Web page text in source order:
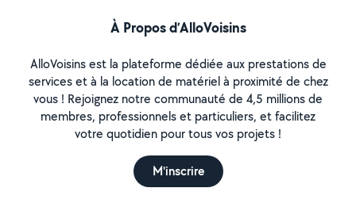
À Propos d’AlloVoisins
AlloVoisins est la plateforme dédiée aux prestations de
services et à la location de matériel à proximité de chez
vous ! Rejoignez notre communauté de 4,5 millions de
membres, professionnels et particuliers, et facilitez
votre quotidien pour tous vos projets !
M'inscrire